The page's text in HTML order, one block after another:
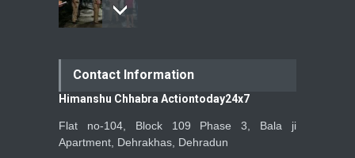
Contact Information
Himanshu Chhabra Actiontoday24x7
Flat no-104, Block 109 Phase 3, Bala ji
Apartment, Dehrakhas, Dehradun